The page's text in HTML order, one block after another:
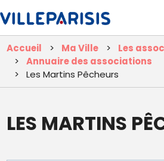
Accueil Ma Ville
Les
Annuaire des associations
Les Martins Pêcheurs
LES MARTINS